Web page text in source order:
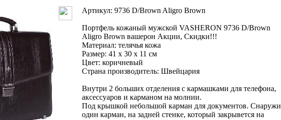
Артикул: 9736 D/Brown Aligro Brown
Портфель кожаный мужской VASHERON 9736 D/Brown
Aligro Brown вашерон Акции, Скидки!!!
Материал: телячья кожа
Размер: 41 x 30 x 11 см
Цвет: коричневый
Страна производитель: Швейцария
Внутри 2 больших отделения с кармашками для телефона,
аксессуаров и карманом на молнии.
Под крышкой небольшой карман для документов. Снаружи
один карман, на задней стенке, который закрывется на